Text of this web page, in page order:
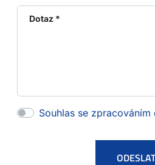
Dotaz *
Souhlas se